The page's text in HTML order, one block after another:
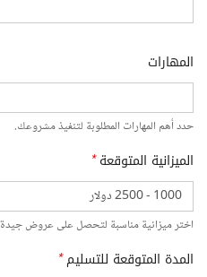
المهارات
حدد أهم المهارات المطلوبة لتنفيذ مشروعك.
الميزانية المتوقعة*
اختر ميزانية مناسبة لتحصل على عروض جيدة
المدة المتوقعة للتسليم*